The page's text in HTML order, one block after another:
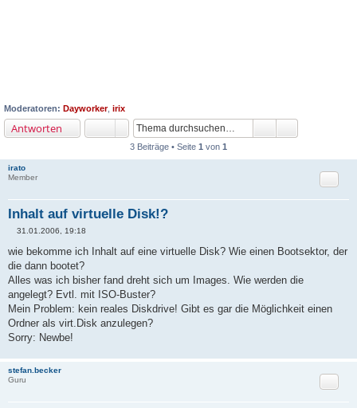
Moderatoren: Dayworker, irix
Antworten
3 Beiträge • Seite 1 von 1
irato
Member
Inhalt auf virtuelle Disk!?
Zitat
t
r
a
g
31.01.2006, 19:18
wie bekomme ich Inhalt auf eine virtuelle Disk? Wie einen Bootsektor, der
die dann bootet?
Alles was ich bisher fand dreht sich um Images. Wie werden die
angelegt? Evtl. mit ISO-Buster?
Mein Problem: kein reales Diskdrive! Gibt es gar die Möglichkeit einen
Ordner als virt.Disk anzulegen?
Sorry: Newbe!
stefan.becker
Guru
Zitat